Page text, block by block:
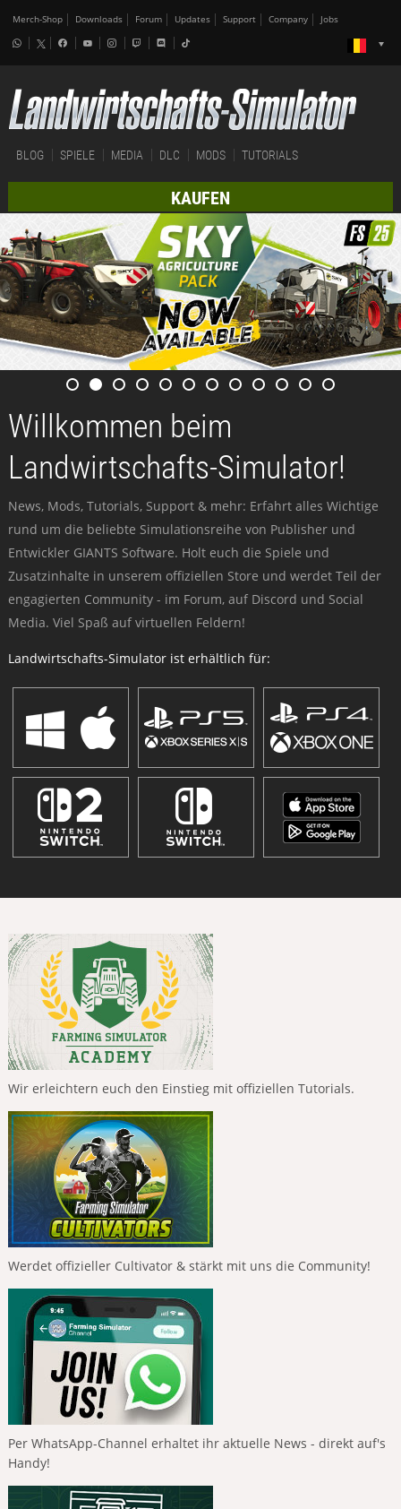
Merch-Shop Downloads Forum Updates Support Company Jobs
BLOG SPIELE MEDIA DLC MODS TUTORIALS
KAUFEN
Willkommen beim
Landwirtschafts-Simulator!
News, Mods, Tutorials, Support & mehr: Erfahrt alles Wichtige
rund um die beliebte Simulationsreihe von Publisher und
Entwickler GIANTS Software. Holt euch die Spiele und
Zusatzinhalte in unserem offiziellen Store und werdet Teil der
engagierten Community - im Forum, auf Discord und Social
Media. Viel Spaß auf virtuellen Feldern!
Landwirtschafts-Simulator ist erhältlich für:
Wir erleichtern euch den Einstieg mit offiziellen Tutorials.
Werdet offizieller Cultivator & stärkt mit uns die Community!
Per WhatsApp-Channel erhaltet ihr aktuelle News - direkt auf's
Handy!